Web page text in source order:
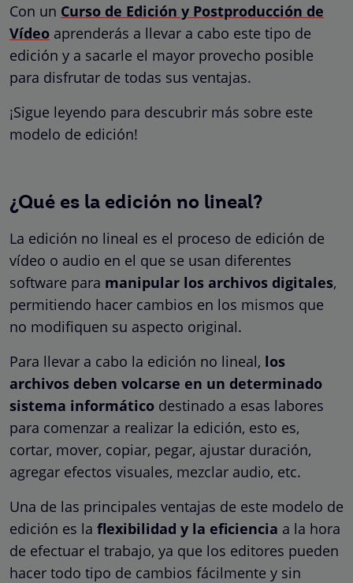
Con un Curso de Edición y Postproducción de
Vídeo aprenderás a llevar a cabo este tipo de
edición y a sacarle el mayor provecho posible
para disfrutar de todas sus ventajas.
¡Sigue leyendo para descubrir más sobre este
modelo de edición!
¿Qué es la edición no lineal?
La edición no lineal es el proceso de edición de
vídeo o audio en el que se usan diferentes
software para manipular los archivos digitales,
permitiendo hacer cambios en los mismos que
no modifiquen su aspecto original.
Para llevar a cabo la edición no lineal, los
archivos deben volcarse en un determinado
sistema informático destinado a esas labores
para comenzar a realizar la edición, esto es,
cortar, mover, copiar, pegar, ajustar duración,
agregar efectos visuales, mezclar audio, etc.
Una de las principales ventajas de este modelo de
edición es la flexibilidad y la eficiencia a la hora
de efectuar el trabajo, ya que los editores pueden
hacer todo tipo de cambios fácilmente y sin